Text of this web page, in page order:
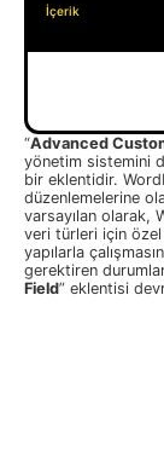
İçerik
“Advanced
yönetim sistemini
bir eklentidir.
düzenlemelerine
varsayılan olarak,
veri türleri için özel
yapılarla
gerektiren
Field” eklentisi